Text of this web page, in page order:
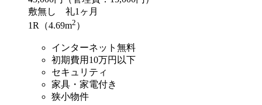
敷無し 礼1ヶ月
1R（4.69m2 ）
インターネット無料
初期費用10万円以下
セキュリティ
家具・家電付き
狭小物件